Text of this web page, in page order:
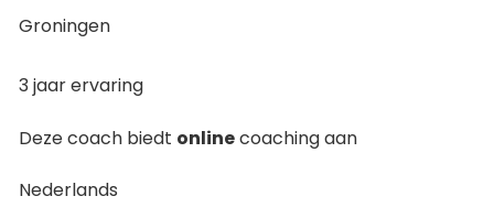
Groningen
3 jaar ervaring
Deze coach biedt onlinecoaching aan
Nederlands